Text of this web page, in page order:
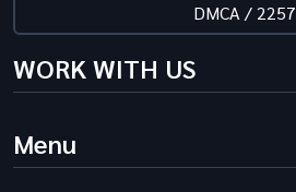
DMCA / 2257
WORK WITH US
Menu